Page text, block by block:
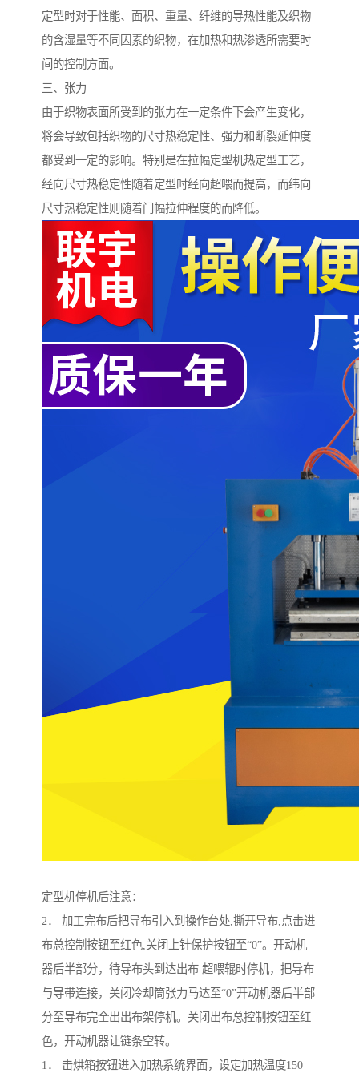
定型时对于性能、面积、重量、纤维的导热性能及织物
的含湿量等不同因素的织物，在加热和热渗透所需要时
间的控制方面。
三、张力
由于织物表面所受到的张力在一定条件下会产生变化，
将会导致包括织物的尺寸热稳定性、强力和断裂延伸度
都受到一定的影响。特别是在拉幅定型机热定型工艺，
经向尺寸热稳定性随着定型时经向超喂而提高，而纬向
尺寸热稳定性则随着门幅拉伸程度的而降低。
定型机停机后注意：
2． 加工完布后把导布引入到操作台处,撕开导布,点击进
布总控制按钮至红色,关闭上针保护按钮至“0”。开动机
器后半部分，待导布头到达出布 超喂辊时停机，把导布
与导带连接，关闭冷却筒张力马达至“0”开动机器后半部
分至导布完全出出布架停机。关闭出布总控制按钮至红
色，开动机器让链条空转。
1． 击烘箱按钮进入加热系统界面，设定加热温度150